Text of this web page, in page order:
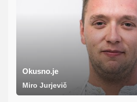
Okusno.je
Miro Jurjevič